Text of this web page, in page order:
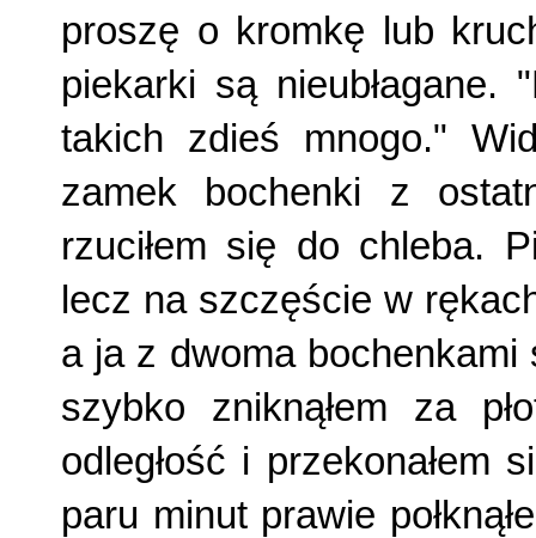
proszę o kromkę lub
piekarki są nieubłagane.
takich zdieś mnogo."
zamek bochenki z
rzuciłem się do chleba.
lecz na szczęście w
a ja z dwoma bochenkami
szybko zniknąłem za
odległość i
paru minut prawie